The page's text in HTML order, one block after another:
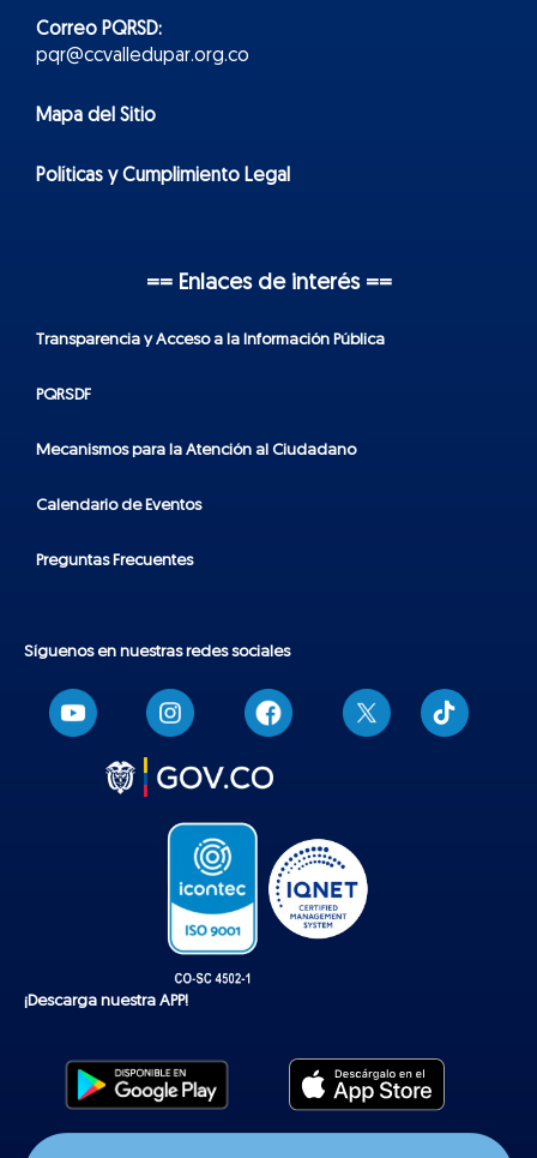
Correo PQRSD:
pqr@ccvalledupar.org.co
Mapa del Sitio
Políticas y Cumplimiento Legal
== Enlaces de interés ==
Transparencia y Acceso a la Información Pública
PQRSDF
Mecanismos para la Atención al Ciudadano
Calendario de Eventos
Preguntas Frecuentes
Síguenos en nuestras redes sociales
T
i
k
¡Descarga nuestra APP!